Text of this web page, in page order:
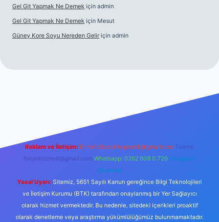
Gel Git Yapmak Ne Demek için admin
Gel Git Yapmak Ne Demek için Mesut
Güney Kore Soyu Nereden Gelir için admin
Reklam ve İletişim: E-mail: backlinkpaneli@gmail.com Teams:
forumhizmeti@gmail.com Whatsapp: 0262 606 0 726 Telegram:
@karabul
Yasal Uyarı: Sitemiz, 5651 Sayılı Kanun gereğince Bilgi Teknolojileri
ve İletişim Kurumu (BTK) tarafından onaylanmış bir Yer Sağlayıcı
olarak hizmet vermektedir. Bu nedenle, sitedeki içerikleri proaktif
olarak denetleme veya araştırma yükümlülüğümüz bulunmamaktadır.